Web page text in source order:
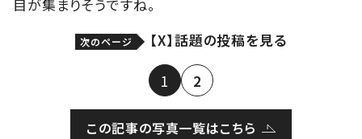
目が集まりそうですね。
次のページ 【X】話題の投稿を見る
1 2
この記事の写真一覧はこちら